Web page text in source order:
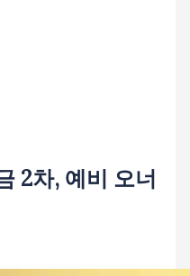
2차, 예비 오너